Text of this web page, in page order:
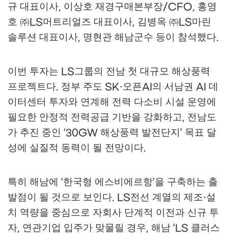
규 대표이사, 이상호 재경구매본부장/CFO, 홍영
호 ㈜LS머트리얼즈 대표이사, 김병옥 ㈜LS마린
솔루션 대표이사, 명현관 해남군수 등이 참석했다.
이번 투자는 LS그룹의 전남 첫 대규모 해상풍력
프로젝트다. 정부 주도 SK· 오픈AI 의 서남권 AI 데
이터센터 투자와 연계해 전력 다소비 시설 운영에
필요한 안정적 전력공급 기반을 강화하고, 전남도
가 추진 중인 ‘30GW 해상풍력 발전단지 ’ 목표 달
성에 실질적 동력이 될 전망이다.
특히 해남에 ‘한국형 에스비에르항’을 구축하는 출
발점이 될 것으로 보인다. LS전선 계열의 제조·설
치 역량을 중심으로 자회사 단계적 이전과 신규 투
자, 연관기업 입주가 맞물릴 경우, 해남 ‘LS 클러스